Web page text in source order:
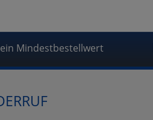
Mindestbestellwert